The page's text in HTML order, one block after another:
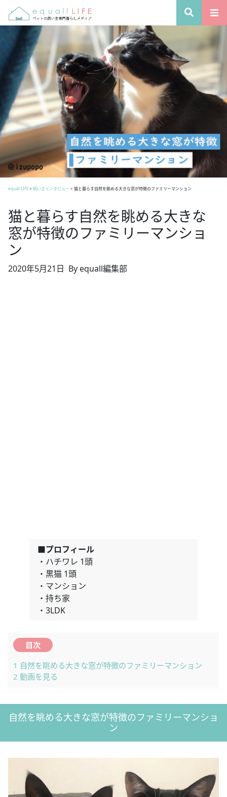
equall LIFE> 飼い主インタビュー > 猫と暮らす自然を眺める大きな窓が特徴のファミリーマンション
猫と暮らす自然を眺める大きな
窓が特徴のファミリーマンショ
ン
2020年5月21日 By equall編集部
■プロフィール
・ハチワレ 1頭
・黒猫 1頭
・マンション
・持ち家
・3LDK
目次
1 自然を眺める大きな窓が特徴のファミリーマンション
2 動画を見る
自然を眺める大きな窓が特徴のファミリーマンショ
ン